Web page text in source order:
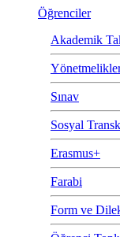
Öğrenciler
Akademik
Sınav
Sosyal
Erasmus+
Farabi
Form ve